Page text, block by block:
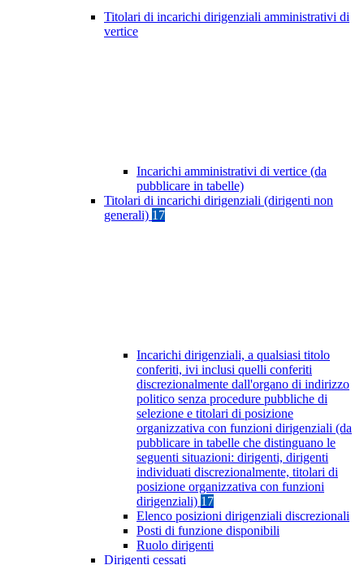
Titolari di incarichi dirigenziali amministrativi di
vertice
Incarichi amministrativi di vertice (da
pubblicare in tabelle)
Titolari di incarichi dirigenziali (dirigenti non
generali) 17
Incarichi dirigenziali, a qualsiasi titolo
conferiti, ivi inclusi quelli conferiti
discrezionalmente dall'organo di indirizzo
politico senza procedure pubbliche di
selezione e titolari di posizione
organizzativa con funzioni dirigenziali (da
pubblicare in tabelle che distinguano le
seguenti situazioni: dirigenti, dirigenti
individuati discrezionalmente, titolari di
posizione organizzativa con funzioni
dirigenziali) 17
Elenco posizioni dirigenziali discrezionali
Posti di funzione disponibili
Ruolo dirigenti
Dirigenti cessati